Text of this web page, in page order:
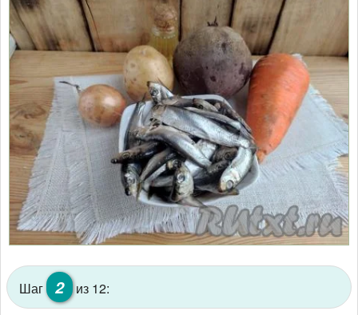
Шаг 2
из 12: